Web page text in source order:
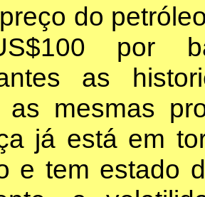
do
por
as
as mesmas
já está em
e tem estado